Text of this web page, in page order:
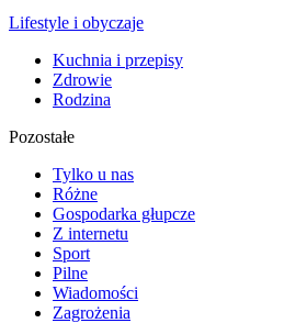
Lifestyle i obyczaje
Kuchnia i przepisy
Zdrowie
Rodzina
Pozostałe
Tylko u nas
Różne
Gospodarka głupcze
Z internetu
Sport
Pilne
Wiadomości
Zagrożenia